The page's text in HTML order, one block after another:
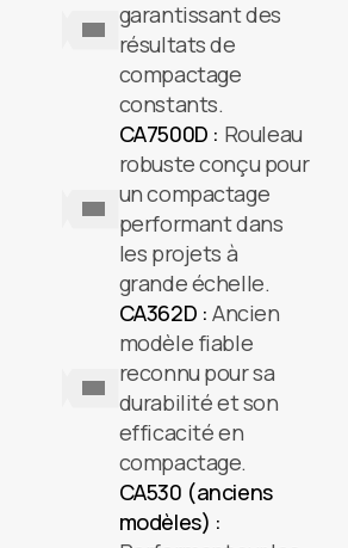
garantissant des
résultats de
compactage
constants.
CA7500D : Rouleau
robuste conçu pour
un compactage
performant dans
les projets à
grande échelle.
CA362D : Ancien
modèle fiable
reconnu pour sa
durabilité et son
efficacité en
compactage.
CA530 (anciens
modèles) :